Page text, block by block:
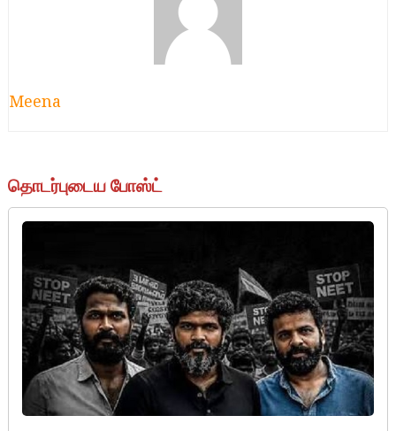
Meena
தொடர்புடைய போஸ்ட்